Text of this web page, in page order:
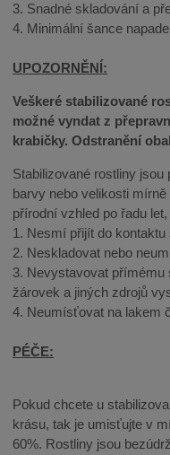
3. Snadné skladování a
4. Minimální šance
UPOZORNĚNÍ:
Veškeré stabilizované
možné vyndat z
krabičky. Odstranění
Stabilizované rostliny
barvy nebo velikosti
přírodní vzhled po řadu
1. Nesmí přijít do
2. Neskladovat nebo
3. Nevystavovat
žárovek a jiných zdrojů
4. Neumísťovat na lakem
PÉČE:
Pokud chcete u
krásu, tak je umisťujte v
60%. Rostliny jsou